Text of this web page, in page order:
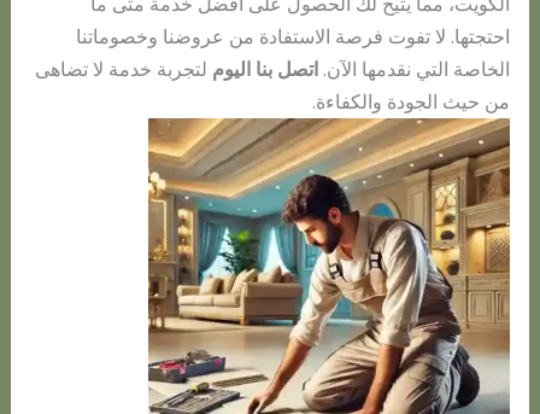
احتجتها. لا تفوت فرصة الاستفادة من عروضنا وخصوماتنا
الخاصة التي نقدمها الآن.اتصل بنا اليوم لتجربة خدمة لا تضاهى
من حيث الجودة والكفاءة.